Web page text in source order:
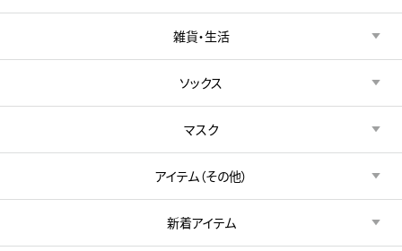
雑貨・生活
ソックス
マスク
アイテム（その他）
新着アイテム